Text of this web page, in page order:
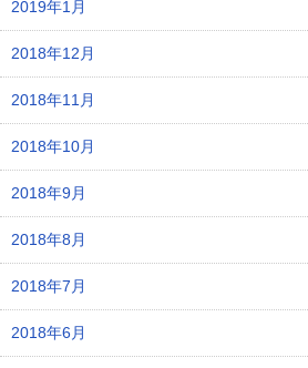
2019年1月
2018年12月
2018年11月
2018年10月
2018年9月
2018年8月
2018年7月
2018年6月